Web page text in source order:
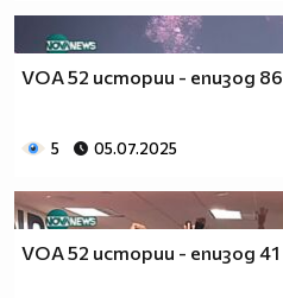
VOA 52 истории - епизод 86
5 05.07.2025
VOA 52 истории - епизод 41